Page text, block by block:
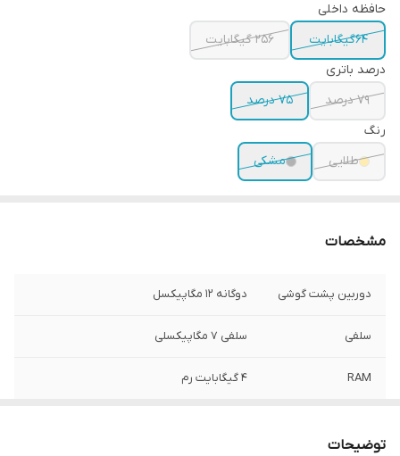
حافظه داخلی
64گیگابایت
256 گیگابایت
درصد باتری
79 درصد
75 درصد
رنگ
طلایی
مشکی
مشخصات
دوربین پشت گوشی دوگانه 12 مگاپیکسل
سلفی سلفی 7 مگاپیکسلی
RAM 4 گیگابایت رم
توضیحات